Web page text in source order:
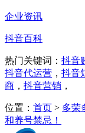
企业资讯
抖音百科
热门关键词： 抖音
抖音代运营 ， 抖音
商 ， 抖音营销 ，
位置： 首页 > 多荣
和养号禁忌！